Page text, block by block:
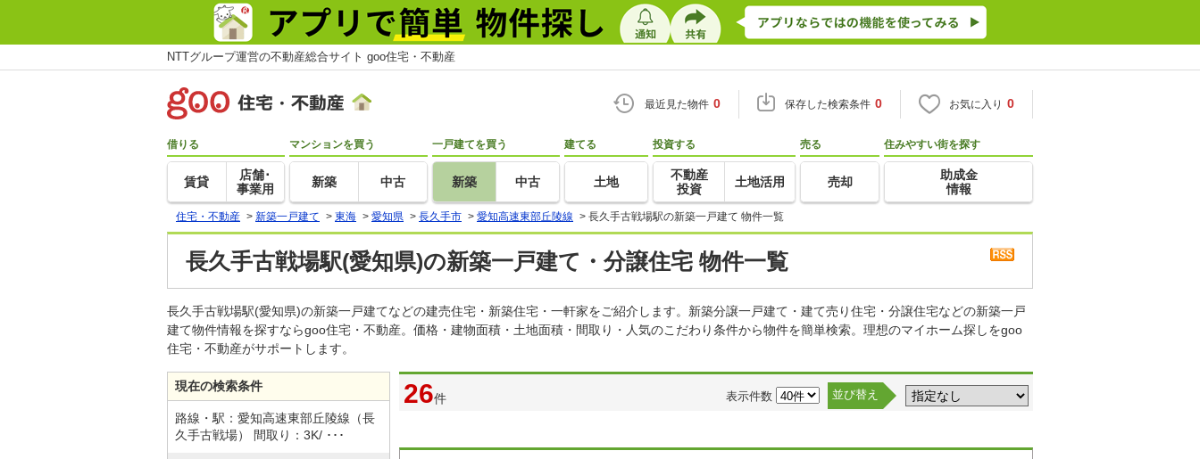
NTTグループ運営の不動産総合サイト goo住宅・不動産
最近見た物件 0 保存した検索条件 0 お気に入り 0
借りる
賃貸
店舗･
事業用
マンションを買う
新築 中古
一戸建てを買う
新築 中古
建てる
土地
投資する
不動産
投資
土地活用
売る
売却
住みやすい街を探す
助成金
情報
住宅・不動産 > 新築一戸建て > 東海 > 愛知県 > 長久手市 > 愛知高速東部丘陵線 > 長久手古戦場駅の新築一戸建て 物件一覧
長久手古戦場駅(愛知県)の新築一戸建て・分譲住宅 物件一覧
長久手古戦場駅(愛知県)の新築一戸建てなどの建売住宅・新築住宅・一軒家をご紹介します。新築分譲一戸建て・建て売り住宅・分譲住宅などの新築一戸
建て物件情報を探すならgoo住宅・不動産。価格・建物面積・土地面積・間取り・人気のこだわり条件から物件を簡単検索。理想のマイホーム探しをgoo
住宅・不動産がサポートします。
26件 表示件数 並び替え
現在の検索条件
路線・駅：愛知高速東部丘陵線（長
久手古戦場） 間取り：3K/ ･･･